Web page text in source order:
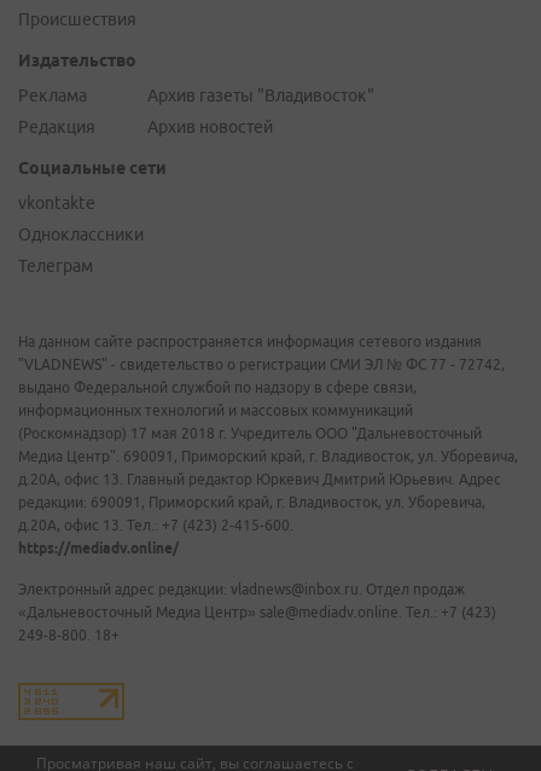
Просматривая наш сайт, вы соглашаетесь с
Происшествия
Издательство
Реклама
Редакция
Архив газеты "Владивосток"
Архив новостей
Социальные сети
vkontakte
Одноклассники
Телеграм
На данном сайте распространяется информация сетевого издания
"VLADNEWS" - свидетельство о регистрации СМИ ЭЛ № ФС 77 - 72742,
выдано Федеральной службой по надзору в сфере связи,
информационных технологий и массовых коммуникаций
(Роскомнадзор) 17 мая 2018 г. Учредитель ООО "Дальневосточный
Медиа Центр". 690091, Приморский край, г. Владивосток, ул. Уборевича,
д.20А, офис 13. Главный редактор Юркевич Дмитрий Юрьевич. Адрес
редакции: 690091, Приморский край, г. Владивосток, ул. Уборевича,
д.20А, офис 13. Тел.: +7 (423) 2-415-600.
https://mediadv.online/
Электронный адрес редакции: vladnews@inbox.ru. Отдел продаж
«Дальневосточный Медиа Центр» sale@mediadv.online. Тел.: +7 (423)
249-8-800. 18+